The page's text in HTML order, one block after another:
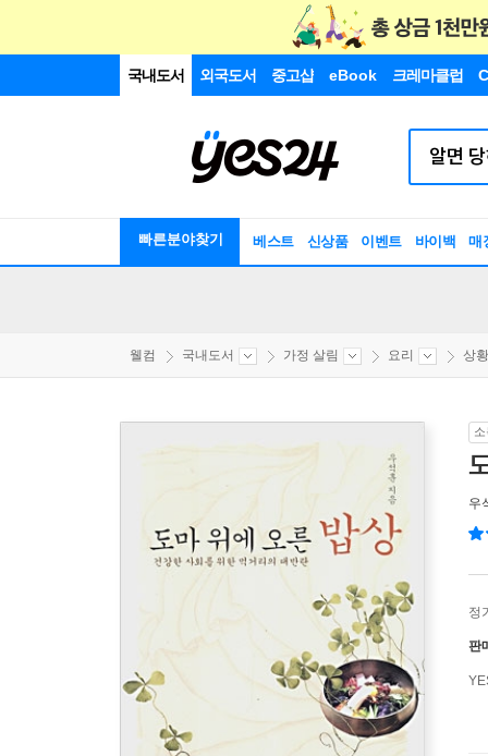
국내도서 외국도서 중고샵 eBook 크레마클럽
빠른분야찾기 베스트 신상품 이벤트 바이백 매
웰컴 국내도서 가정 살림 요리 상
우
정
판